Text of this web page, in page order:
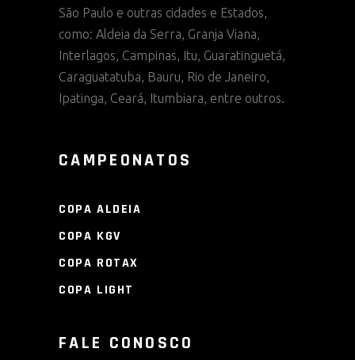
São Paulo e outras cidades e Estados,
como: Aldeia da Serra, Granja Viana,
Interlagos, Campinas, Itu, Guaratinguetá,
Caraguatatuba, Bauru, Rio de Janeiro,
Ipatinga, Ceará, Itumbiara, entre outros.
CAMPEONATOS
COPA ALDEIA
COPA KGV
COPA ROTAX
COPA LIGHT
FALE CONOSCO